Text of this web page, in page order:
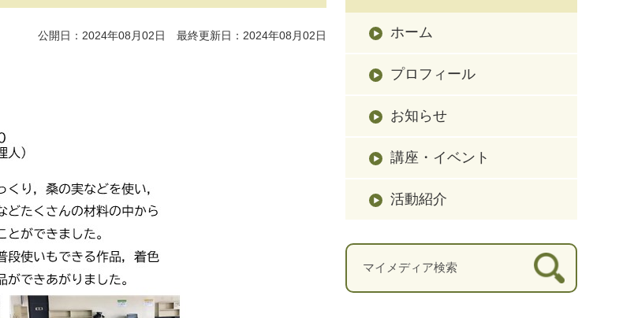
公開日：2024年08月02日 最終更新日：2024年08月02日 ホーム
プロフィール
お知らせ
講座・イベント
活動紹介